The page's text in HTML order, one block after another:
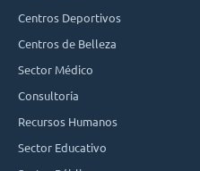
Centros Deportivos
Centros de Belleza
Sector Médico
Consultoría
Recursos Humanos
Sector Educativo